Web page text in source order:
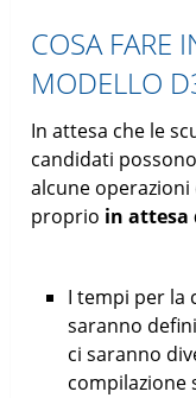
COSA FARE
MODELLO
In attesa che le
candidati
alcune
proprio in attesa
I tempi per la
saranno
ci saranno
compilazione